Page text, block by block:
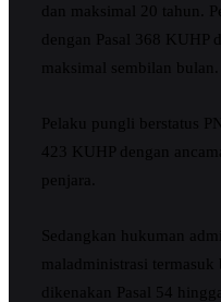
dan maksimal 20 tahun.
dengan Pasal 368 KUHP
maksimal sembilan bulan.
Pelaku pungli berstatus
423 KUHP dengan
penjara.
Sedangkan hukuman
maladministrasi
dikenakan Pasal 54